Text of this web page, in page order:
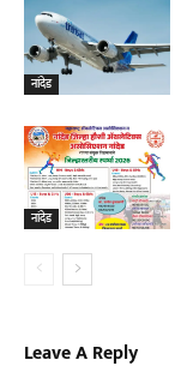
नांदेड
नांदेड
Leave A Reply